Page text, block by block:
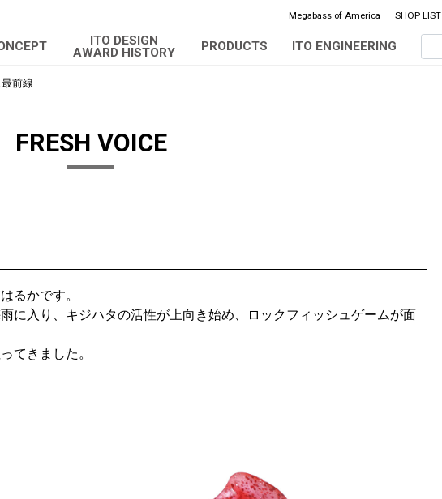
Megabass of America SHOP LIST
ITO DESIGN
AWARD HISTORY
PRODUCTS ITO ENGINEERING
前線
FRESH VOICE
るかです。
に入り、キジハタの活性が上向き始め、ロックフィッシュゲームが面
てきました。